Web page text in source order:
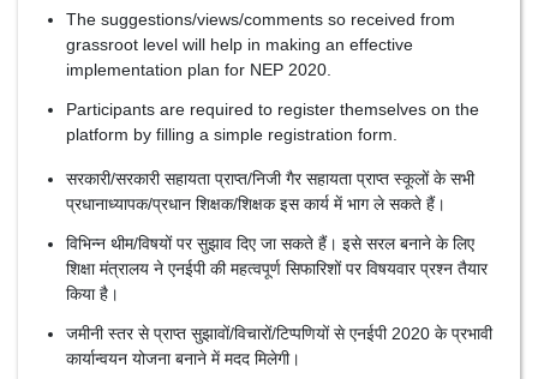
The suggestions/views/comments so received from
grassroot level will help in making an effective
implementation plan for NEP 2020.
Participants are required to register themselves on the
platform by filling a simple registration form.
सरकारी/सरकारी सहायता प्राप्त/निजी गैर सहायता प्राप्त स्कूलों के सभी
प्रधानाध्यापक/प्रधान शिक्षक/शिक्षक इस कार्य में भाग ले सकते हैं।
विभिन्न थीम/विषयों पर सुझाव दिए जा सकते हैं। इसे सरल बनाने के लिए
शिक्षा मंत्रालय ने एनईपी की महत्वपूर्ण सिफारिशों पर विषयवार प्रश्न तैयार
किया है।
जमीनी स्तर से प्राप्त सुझावों/विचारों/टिप्पणियों से एनईपी 2020 के प्रभावी
कार्यान्वयन योजना बनाने में मदद मिलेगी।